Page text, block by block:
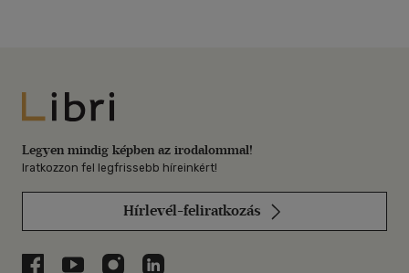
Libri
Legyen mindig képben az irodalommal!
Iratkozzon fel legfrissebb híreinkért!
Hírlevél-feliratkozás
Libri a Facebookon
Libri a Youtube-on
Libri az Instagramon
Libri a LinkedInen